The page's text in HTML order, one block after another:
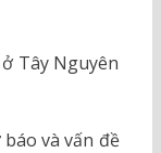
Tây Nguyên
và vấn đề